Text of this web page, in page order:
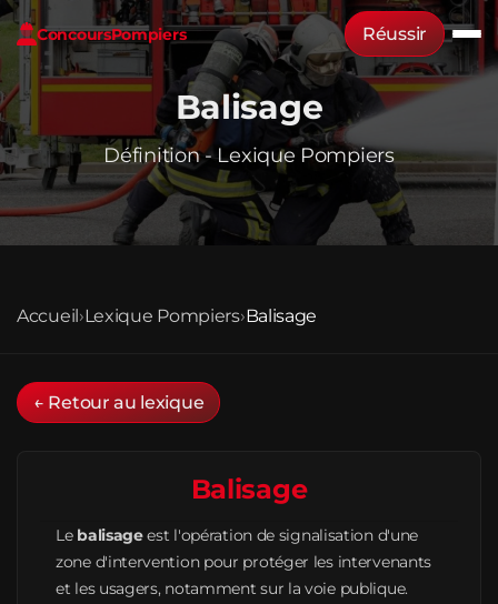
ConcoursPompiers Réussir
Balisage
Définition - Lexique Pompiers
Accueil›Lexique Pompiers›Balisage
← Retour au lexique
Balisage
Le balisageest l'opération de signalisation d'une
zone d'intervention pour protéger les intervenants
et les usagers, notamment sur la voie publique.